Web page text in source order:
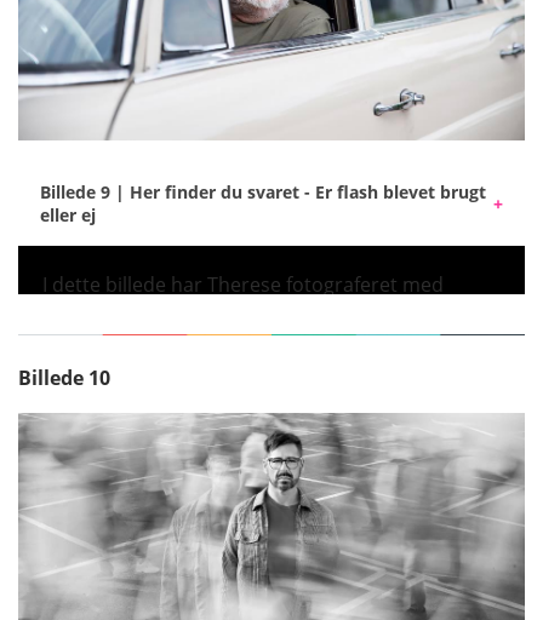
Billede 9 | Her finder du svaret - Er flash blevet brugt
eller ej
I dette billede har Therese fotograferet med
meget mørke øjne.
Billede 10